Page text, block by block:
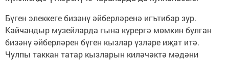
Бүген элеккеге бизәнү әйберләренә игътибар зур.
Кайчандыр музейларда гына күрергә мөмкин булган
бизәнү әйберләрен бүген кызлар үзләре иҗат итә.
Чулпы таккан татар кызларын киләчәктә мәдәни